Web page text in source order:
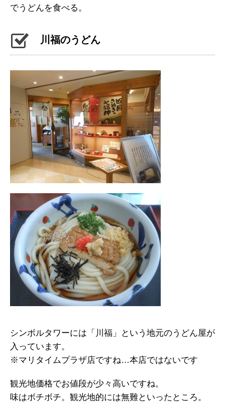
でうどんを食べる。
川福のうどん
シンボルタワーには「川福」という地元のうどん屋が
入っています。
※マリタイムプラザ店ですね…本店ではないです
観光地価格でお値段が少々高いですね。
味はボチボチ。観光地的には無難といったところ。